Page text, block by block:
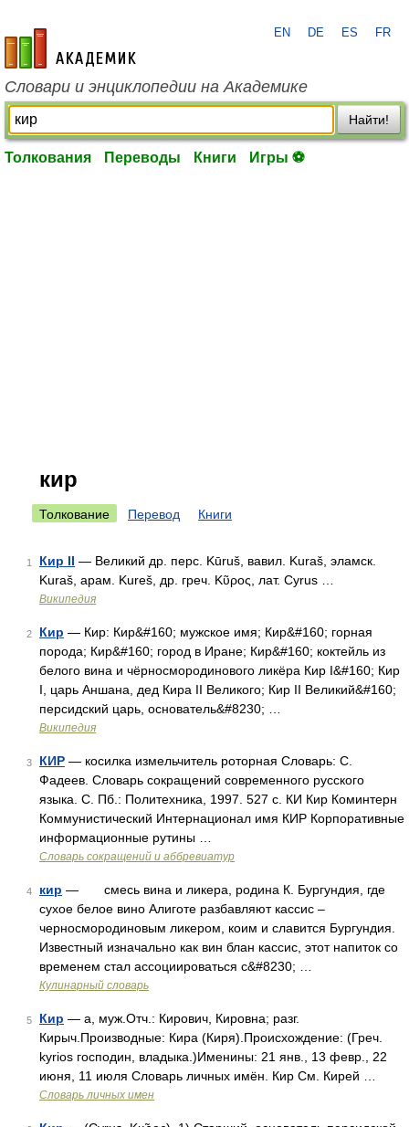
academic.ru
EN DE ES FR
Словари и энциклопедии на Академике
Найти!
Толкования Переводы Книги Игры ⚽
кир
Толкование Перевод Книги
1 Кир II — Великий др. перс. Kūruš, вавил. Kuraš, эламск.
Kuraš, арам. Kureš, др. греч. Κῦρος, лат. Cyrus …
Википедия
2 Кир — Кир: Кир&#160; мужское имя; Кир&#160; горная
порода; Кир&#160; город в Иране; Кир&#160; коктейль из
белого вина и чёрносмородинового ликёра Кир I&#160; Кир
I, царь Аншана, дед Кира II Великого; Кир II Великий&#160;
персидский царь, основатель&#8230; …
Википедия
3 КИР — косилка измельчитель роторная Словарь: С.
Фадеев. Словарь сокращений современного русского
языка. С. Пб.: Политехника, 1997. 527 с. КИ Кир Коминтерн
Коммунистический Интернационал имя КИР Корпоративные
информационные рутины …
Словарь сокращений и аббревиатур
4 кир — смесь вина и ликера, родина К. Бургундия, где
сухое белое вино Алиготе разбавляют кассис –
черносмородиновым ликером, коим и славится Бургундия.
Известный изначально как вин блан кассис, этот напиток со
временем стал ассоциироваться с&#8230; …
Кулинарный словарь
5 Кир — а, муж.Отч.: Кирович, Кировна; разг.
Кирыч.Производные: Кира (Киря).Происхождение: (Греч.
kyrios господин, владыка.)Именины: 21 янв., 13 февр., 22
июня, 11 июля Словарь личных имён. Кир См. Кирей …
Словарь личных имен